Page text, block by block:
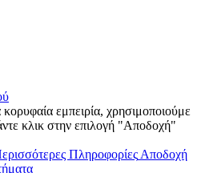
εμπειρία, χρησιμοποιούμε
κλικ στην επιλογή "Αποδοχή"
Πληροφορίες Αποδοχή